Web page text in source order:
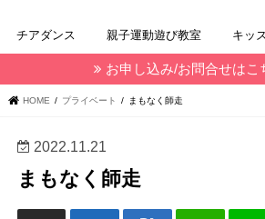
チアダンス 親子運動遊び教室 キッ
お申し込み/お問合せはこ
HOME プライベート まもなく師走
2022.11.21
まもなく師走